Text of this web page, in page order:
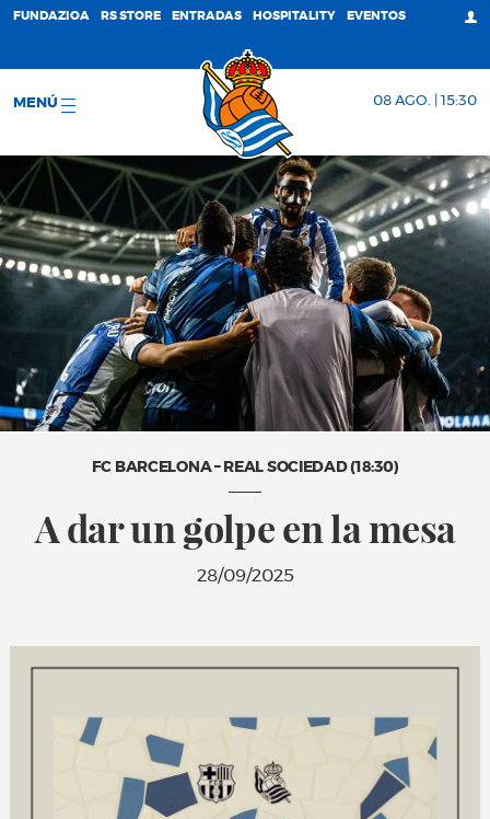
FUNDAZIOA RS STORE ENTRADAS HOSPITALITY EVENTOS
MENÚ 08 AGO. | 15:30
FC BARCELONA – REAL SOCIEDAD (18:30)
A dar un golpe en la mesa
28/09/2025